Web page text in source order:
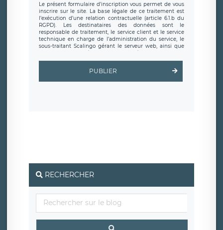
Le présent formulaire d’inscription vous permet de vous
inscrire sur le site. La base légale de ce traitement est
l’exécution d’une relation contractuelle (article 6.1.b du
RGPD). Les destinataires des données sont le
responsable de traitement, le service client et le service
technique en charge de l’administration du service, le
sous-traitant Scalingo gérant le serveur web, ainsi que
toute personne légalement autorisée. Le formulaire
d’inscription est hébergé sur un serveur hébergé par
clauses de
protection conformes au RGPD
. Les données collectées
sont conservées jusqu’à ce que l’Internaute en sollicite la
rue Léopold Sédar Senghor, joignable à l’adresse mail :
responsabledetraitement@legavox.fr. Vous avez
également le droit d’introduire une réclamation auprès
d’une autorité de contrôle.
PUBLIER
RECHERCHER